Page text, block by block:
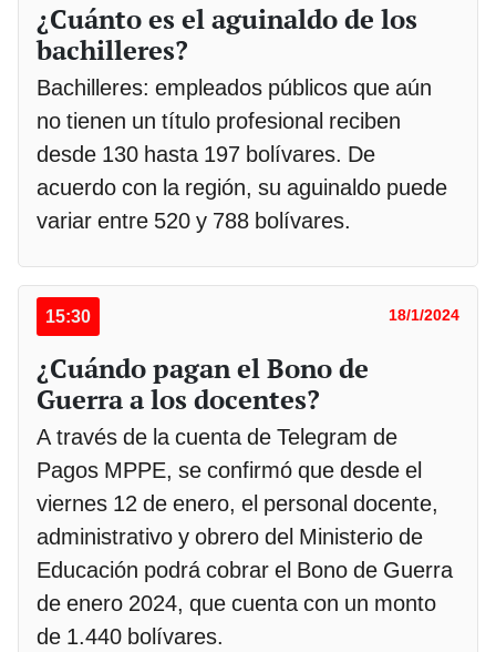
¿Cuánto es el aguinaldo de los
bachilleres?
Bachilleres: empleados públicos que aún
no tienen un título profesional reciben
desde 130 hasta 197 bolívares. De
acuerdo con la región, su aguinaldo puede
variar entre 520 y 788 bolívares.
15:30 18/1/2024
¿Cuándo pagan el Bono de
Guerra a los docentes?
A través de la cuenta de Telegram de
Pagos MPPE, se confirmó que desde el
viernes 12 de enero, el personal docente,
administrativo y obrero del Ministerio de
Educación podrá cobrar el Bono de Guerra
de enero 2024, que cuenta con un monto
de 1.440 bolívares.